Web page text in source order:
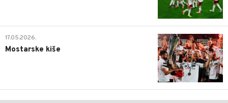
0
17.05.2026.
Mostarske kiše